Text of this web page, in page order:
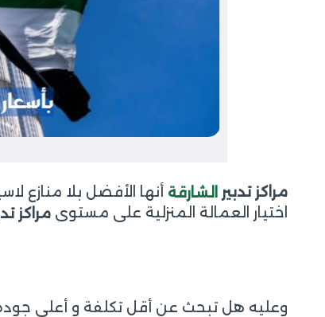
مراكز تدبير الشارقة أنها الأفضل بلا
اختيار العمالة المنزلية على مستوىمراكز
وعليه هل تبحث عن أقل تكلفة و أعلى